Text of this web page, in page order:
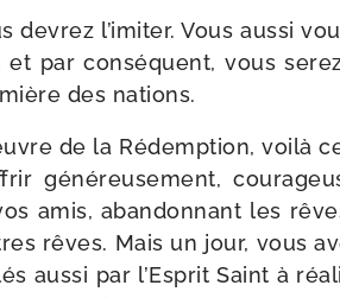
devrez l’imiter. Vous aus­si
et par consé­quent, vous
des nations.
de la Rédemption, voi­là
géné­reu­se­ment,
amis, aban­don­nant les
rêves. Mais un jour, vous
aus­si par l’Esprit Saint à